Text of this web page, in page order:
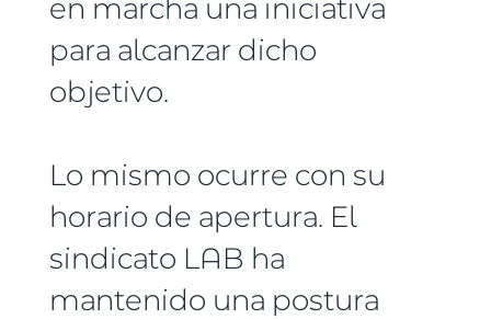
para alcanzar dicho
objetivo.
Lo mismo ocurre con su
horario de apertura. El
sindicato LAB ha
mantenido una postura